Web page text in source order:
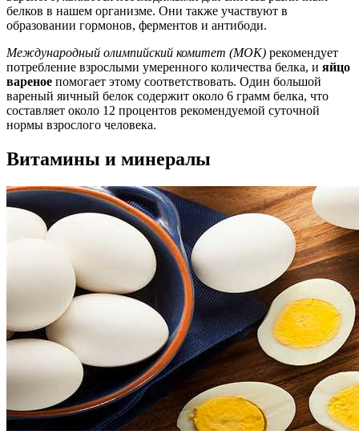
белков в нашем организме. Они также участвуют в
образовании гормонов, ферментов и антибоди.
Международный олимпийский комитет (МОК) рекомендует
потребление взрослыми умеренного количества белка, и яйцо
вареное помогает этому соответствовать. Один большой
вареный яичный белок содержит около 6 грамм белка, что
составляет около 12 процентов рекомендуемой суточной
нормы взрослого человека.
Витамины и минералы